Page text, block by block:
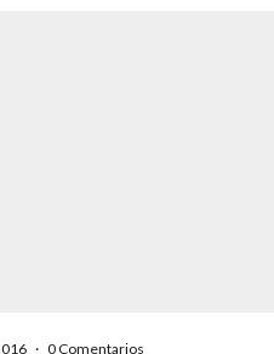
· 0 Comentarios